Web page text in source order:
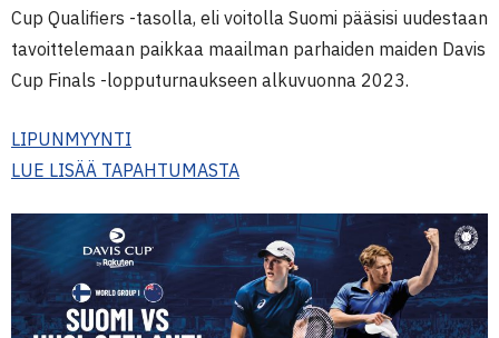
Cup Qualifiers -tasolla, eli voitolla Suomi pääsisi uudestaan
tavoittelemaan paikkaa maailman parhaiden maiden Davis
Cup Finals -lopputurnaukseen alkuvuonna 2023.
LIPUNMYYNTI
LUE LISÄÄ TAPAHTUMASTA